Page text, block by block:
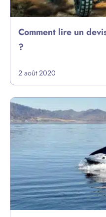
Comment lire un
?
2 août 2020